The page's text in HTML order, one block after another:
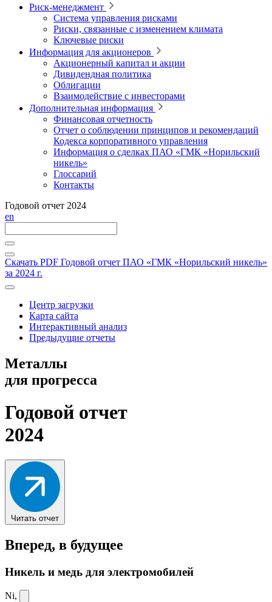
Риск-менеджмент
Система управления рисками
Риски, связанные с изменением климата
Ключевые риски
Информация для акционеров
Акционерный капитал и акции
Дивидендная политика
Облигации
Взаимодействие с инвесторами
Дополнительная информация
Финансовая отчетность
Отчет о соблюдении принципов и рекомендаций
Кодекса корпоративного управления
Информация о сделках ПАО «ГМК «Норильский
никель»
Глоссарий
Контакты
Годовой отчет 2024
en
Скачать PDF Годовой отчет ПАО «ГМК «Норильский никель»
за 2024 г.
Центр загрузки
Карта сайта
Интерактивный анализ
Предыдущие отчеты
Металлы
для прогресса
Годовой отчет
2024
Читать отчет
Вперед, в будущее
Никель и медь для электромобилей
Ni,